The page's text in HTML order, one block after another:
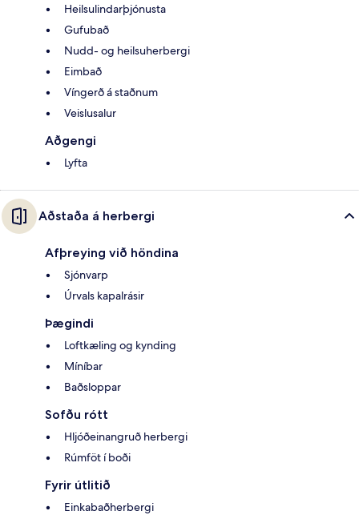
Heilsulindarþjónusta
Gufubað
Nudd- og heilsuherbergi
Eimbað
Víngerð á staðnum
Veislusalur
Aðgengi
Lyfta
Aðstaða á herbergi
Afþreying við höndina
Sjónvarp
Úrvals kapalrásir
Þægindi
Loftkæling og kynding
Míníbar
Baðsloppar
Sofðu rótt
Hljóðeinangruð herbergi
Rúmföt í boði
Fyrir útlitið
Einkabaðherbergi